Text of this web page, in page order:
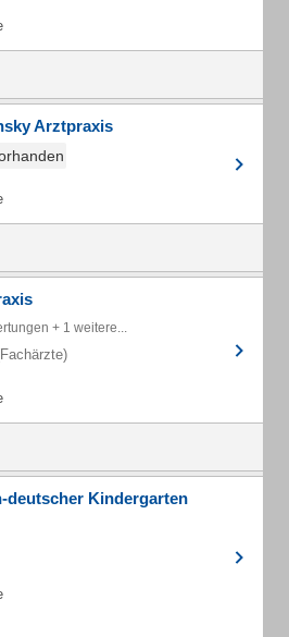
Arztpraxis
+ 1 weitere...
deutscher Kindergarten